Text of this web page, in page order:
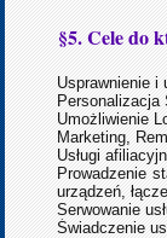
§5. Cele do
Usprawnienie i
Personalizacja
Umożliwienie
Marketing,
Usługi
Prowadzenie
urządzeń,
Serwowanie
Świadczenie